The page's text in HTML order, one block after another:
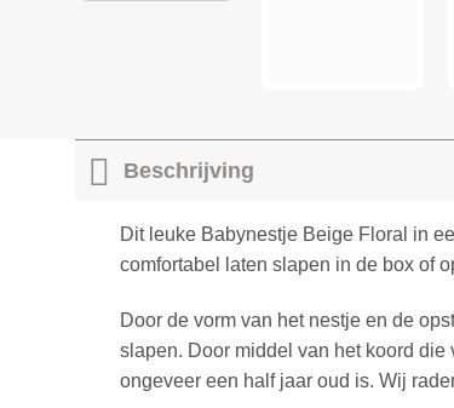
Beschrijving
Dit leuke Babynestje Beige Floral in
comfortabel laten slapen in de box of
Door de vorm van het nestje en de
slapen. Door middel van het koord
ongeveer een half jaar oud is. Wij